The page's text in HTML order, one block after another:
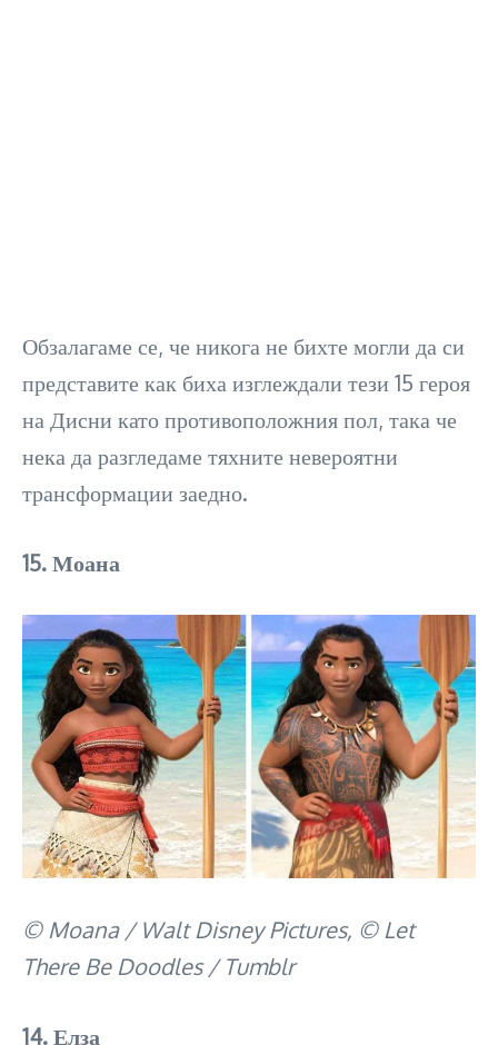
Обзалагаме се, че никога не бихте могли да си
представите как биха изглеждали тези 15 героя
на Дисни като противоположния пол, така че
нека да разгледаме тяхните невероятни
трансформации заедно.
15. Моана
© Moana / Walt Disney Pictures, © Let
There Be Doodles / Tumblr
14. Елза